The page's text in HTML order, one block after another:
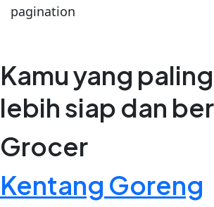
pagination
Kamu yang
lebih siap dan
Grocer
Kentang Goreng